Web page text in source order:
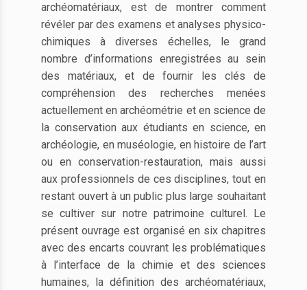
archéomatériaux, est de montrer comment
révéler par des examens et analyses physico-
chimiques à diverses échelles, le grand
nombre d’informations enregistrées au sein
des matériaux, et de fournir les clés de
compréhension des recherches menées
actuellement en archéométrie et en science de
la conservation aux étudiants en science, en
archéologie, en muséologie, en histoire de l’art
ou en conservation-restauration, mais aussi
aux professionnels de ces disciplines, tout en
restant ouvert à un public plus large souhaitant
se cultiver sur notre patrimoine culturel. Le
présent ouvrage est organisé en six chapitres
avec des encarts couvrant les problématiques
à l’interface de la chimie et des sciences
humaines, la définition des archéomatériaux,